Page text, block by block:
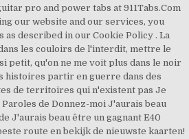
pro and power tabs at 911Tabs.Com
our website and our services, you
as described in our Cookie Policy . La
les couloirs de l'interdit, mettre le
petit, qu'on ne me voit plus dans le noir
histoires partir en guerre dans des
de territoires qui n'existent pas Je
de Donnez-moi J'aurais beau
J'aurais beau être un gagnant E40
route en bekijk de nieuwste kaarten!